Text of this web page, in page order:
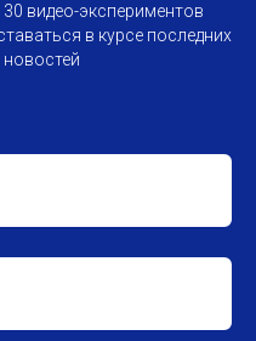
видео-экспериментов
в курсе последних